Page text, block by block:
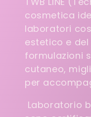
l
l
e
cosmetica
laboratori
estetico e
formulazioni
cutaneo,
per
Laboratorio